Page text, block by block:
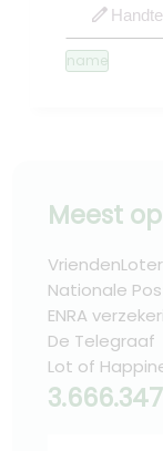
edit
name
Meest
Nationale
ENRA
De Telegraaf
Lot of